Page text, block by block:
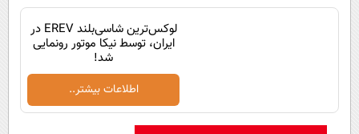
لوکس‌ترین شاسی‌بلند EREV در
ایران، توسط نیکا موتور رونمایی
شد!
اطلاعات بیشتر..